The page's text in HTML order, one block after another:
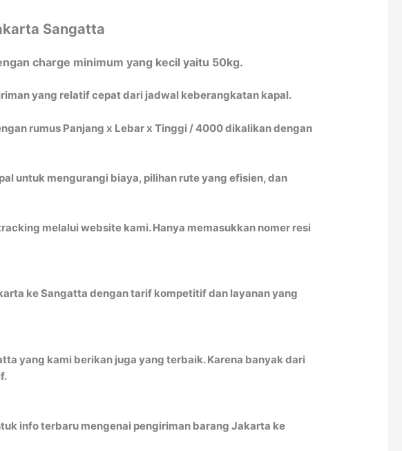
Sangatta
charge minimum yang kecil yaitu 50kg.
yang relatif cepat dari jadwal keberangkatan kapal.
rumus Panjang x Lebar x Tinggi / 4000 dikalikan dengan
untuk mengurangi biaya, pilihan rute yang efisien, dan
melalui website kami. Hanya memasukkan nomer resi
ke Sangatta dengan tarif kompetitif dan layanan yang
yang kami berikan juga yang terbaik. Karena banyak dari
info terbaru mengenai pengiriman barang Jakarta ke